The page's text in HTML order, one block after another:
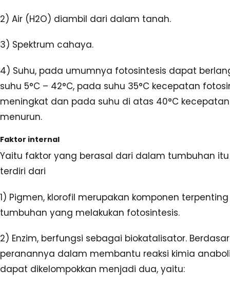
2) Air (H2O) diambil dari dalam tanah.
3) Spektrum cahaya.
4) Suhu, pada umumnya fotosintesis dapat
suhu 5°C – 42°C, pada suhu 35°C kecepatan
meningkat dan pada suhu di atas 40°C
menurun.
Faktor internal
Yaitu faktor yang berasal dari dalam tumbuhan itu
terdiri dari
1) Pigmen, klorofil merupakan komponen
tumbuhan yang melakukan fotosintesis.
2) Enzim, berfungsi sebagai biokatalisator.
peranannya dalam membantu reaksi kimia
dapat dikelompokkan menjadi dua, yaitu: